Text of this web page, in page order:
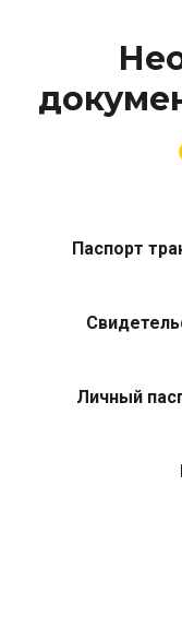
Паспорт
Личный